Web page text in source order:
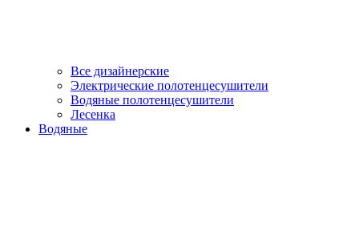
Все дизайнерские
Электрические полотенцесушители
Водяные полотенцесушители
Лесенка
Водяные